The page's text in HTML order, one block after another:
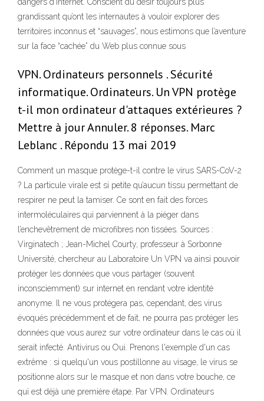
grandissant qu’ont les internautes à vouloir explorer des
territoires inconnus et “sauvages”, nous estimons que l’aventure
sur la face “cachée” du Web plus connue sous
VPN. Ordinateurs personnels . Sécurité
informatique. Ordinateurs. Un VPN protège
t-il mon ordinateur d'attaques extérieures ?
Mettre à jour Annuler. 8 réponses. Marc
Leblanc . Répondu 13 mai 2019
Comment un masque protège-t-il contre le virus SARS-CoV-2
? La particule virale est si petite qu’aucun tissu permettant de
respirer ne peut la tamiser. Ce sont en fait des forces
intermoléculaires qui parviennent à la piéger dans
l’enchevêtrement de microfibres non tissées. Sources :
Virginatech ; Jean-Michel Courty, professeur à Sorbonne
Université, chercheur au Laboratoire Un VPN va ainsi pouvoir
protéger les données que vous partager (souvent
inconsciemment) sur internet en rendant votre identité
anonyme. Il ne vous protégera pas, cependant, des virus
évoqués précédemment et de fait, ne pourra pas protéger les
données que vous aurez sur votre ordinateur dans le cas où il
serait infecté. Antivirus ou Oui. Prenons l'exemple d'un cas
extrême : si quelqu'un vous postillonne au visage, le virus se
positionne alors sur le masque et non dans votre bouche, ce
qui est déjà une première étape. Par VPN. Ordinateurs